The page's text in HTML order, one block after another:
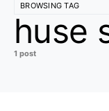
BROWSING TAG
huse
1 post